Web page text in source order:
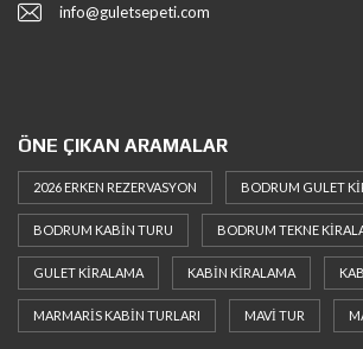
info@guletsepeti.com
ÖNE ÇIKAN ARAMALAR
2026 ERKEN REZERVASYON BODRUM GULET
BODRUM KABIN TURU BODRUM TEKNE
GULET KIRALAMA KABIN KIRALAMA
MARMARIS KABIN TURLARI MAVI TUR